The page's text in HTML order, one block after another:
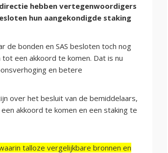
directie hebben vertegenwoordigers
hun aangekondigde staking
de bonden en SAS besloten toch nog
een akkoord te komen. Dat is nu
en betere
over het besluit van de bemiddelaars,
akkoord te komen en een staking te
talloze vergelijkbare bronnen en